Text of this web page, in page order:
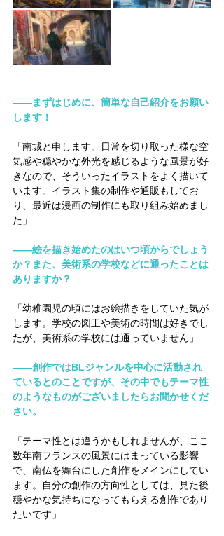
――まずはじめに、簡単な自己紹介をお願い
します！
「南城と申します。日常を切り取った様な空
気感や穏やかな外光を感じるような風景が好
きなので、そういったイラストをよく描いて
います。イラスト集の制作や通販もしてお
り、最近は漫画の制作にも取り組み始めまし
た」
――絵を描き始めたのはいつ頃からでしょう
か？また、美術系の学校などに通ったことは
ありますか？
「幼稚園児の頃にはお絵描きをしていた気が
します。学校の図工や美術の時間は好きでし
たが、美術系の学校には通っていません」
――創作ではBLジャンルを中心に活動され
ているとのことですが、その中でもテーマ性
のようなものがございましたらお聞かせくだ
さい。
「テーマ性とは違うかもしれませんが、ここ
数年南フランスの風景にはまっている影響
で、南仏を舞台にした創作をメインにしてい
ます。自分の創作の方向性としては、見た後
穏やかな気持ちになってもらえる創作であり
たいです」